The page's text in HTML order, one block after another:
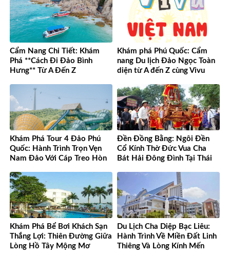
Cẩm Nang Chi Tiết: Khám
Phá **Cách Đi Đảo Bình
Hưng** Từ A Đến Z
Khám phá Phú Quốc: Cẩm
nang Du lịch Đảo Ngọc Toàn
diện từ A đến Z cùng Vivu
Khám Phá Tour 4 Đảo Phú
Quốc: Hành Trình Trọn Vẹn
Nam Đảo Với Cáp Treo Hòn
Đền Đồng Bằng: Ngôi Đền
Cổ Kính Thờ Đức Vua Cha
Bát Hải Đông Đình Tại Thái
Khám Phá Bể Bơi Khách Sạn
Thắng Lợi: Thiên Đường Giữa
Lòng Hồ Tây Mộng Mơ
Du Lịch Cha Diệp Bạc Liêu:
Hành Trình Về Miền Đất Linh
Thiêng Và Lòng Kính Mến